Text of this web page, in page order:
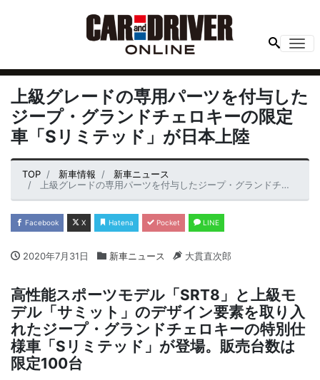
上級グレードの専用パーツを付与した
ジープ・グランドチェロキーの限定
車「Sリミテッド」が日本上陸
TOP 新車情報
新車ニュース
上級グレードの専用パーツを付与したジープ・グランドチェロキーの限定車「Sリミテッド」が日本上陸
Facebook X Hatena Pocket LINE
2020年7月31日 新車ニュース 大貫直次郎
高性能スポーツモデル「SRT8」と上級モ
デル「サミット」のデザイン要素を取り入
れたジープ・グランドチェロキーの特別仕
様車「Sリミテッド」が登場。販売台数は
限定100台